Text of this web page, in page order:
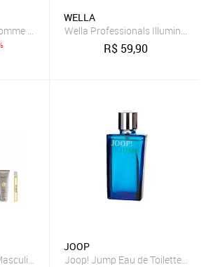
Eau de Toilette - Perfume Masculino
WELLA
Wella Professionals Illumina
R$ 59,90
- Eau de Toilette 100ml + 10ml +
JOOP
Joop! Jump Eau de Toilette -